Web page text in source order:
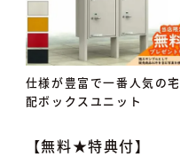
仕様が豊富で一番人気の宅
配ボックスユニット
【無料★特典付】